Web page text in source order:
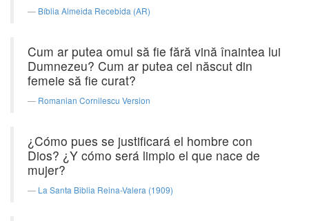
Bíblia Almeida Recebida (AR)
Cum ar putea omul să fie fără vină înaintea lui
Dumnezeu? Cum ar putea cel născut din
femeie să fie curat?
Romanian Cornilescu Version
¿Cómo pues se justificará el hombre con
Dios? ¿Y cómo será limpio el que nace de
mujer?
La Santa Biblia Reina-Valera (1909)